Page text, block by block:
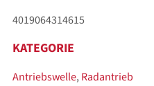
4019064314615
KATEGORIE
Antriebswelle, Radantrieb